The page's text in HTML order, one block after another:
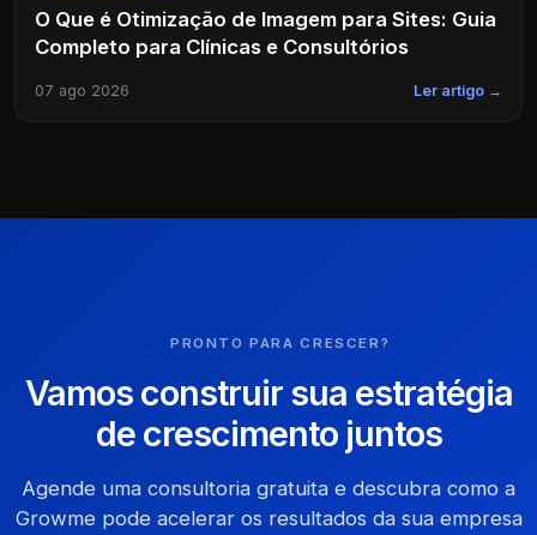
O Que é Otimização de Imagem para Sites: Guia
Completo para Clínicas e Consultórios
07 ago 2026 Ler artigo →
PRONTO PARA CRESCER?
Vamos construir sua estratégia
de crescimento juntos
Agende uma consultoria gratuita e descubra como a
Growme pode acelerar os resultados da sua empresa